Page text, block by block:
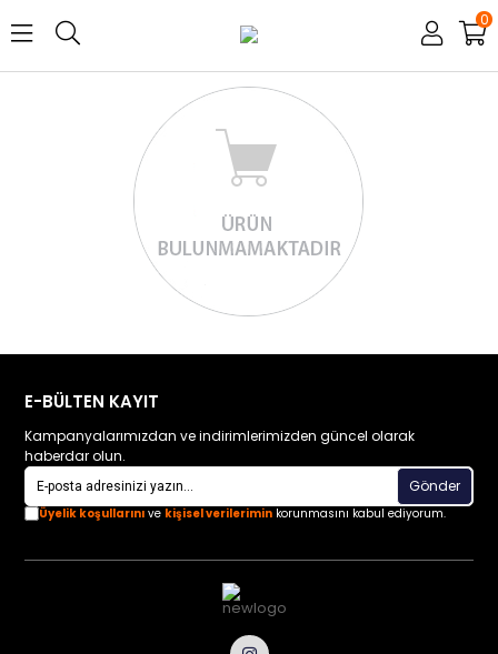
0
E-BÜLTEN KAYIT
Kampanyalarımızdan ve indirimlerimizden güncel olarak
haberdar olun.
Gönder
Üyelik koşullarını ve kişisel verilerimin korunmasını kabul ediyorum.